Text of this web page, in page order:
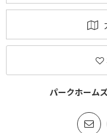
パークホーム